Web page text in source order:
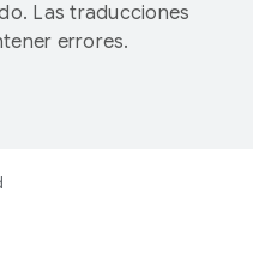
Las traducciones
errores.